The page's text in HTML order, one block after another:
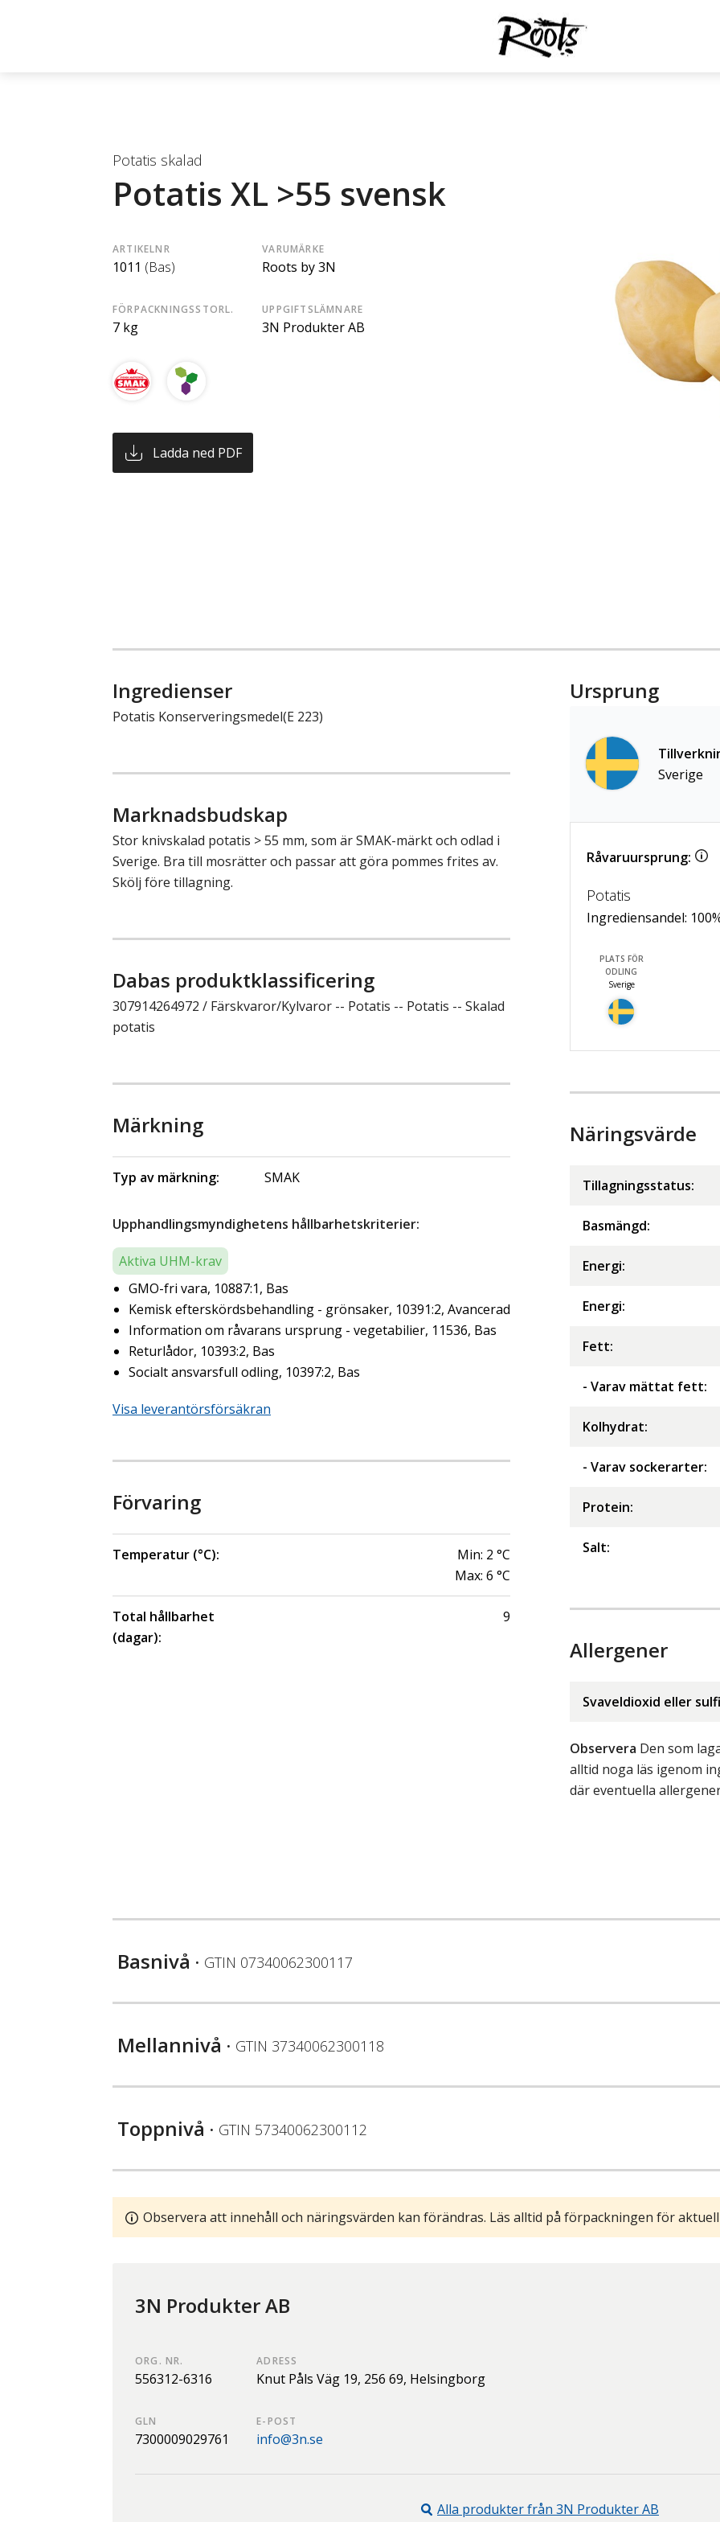
Potatis skalad
Potatis XL >55 svensk
ARTIKELNR
1011 (Bas)
VARUMÄRKE
Roots by 3N
FÖRPACKNINGSSTORL.
7 kg
UPPGIFTSLÄMNARE
3N Produkter AB
Ladda ned PDF
Ingredienser
Potatis Konserveringsmedel(E 223)
Marknadsbudskap
Stor knivskalad potatis > 55 mm, som är SMAK-märkt och odlad i
Sverige. Bra till mosrätter och passar att göra pommes frites av.
Skölj före tillagning.
Dabas produktklassificering
307914264972 / Färskvaror/Kylvaror -- Potatis -- Potatis -- Skalad
potatis
Märkning
Typ av märkning: SMAK
Upphandlingsmyndighetens hållbarhetskriterier:
Aktiva UHM-krav
GMO-fri vara, 10887:1, Bas
Kemisk efterskördsbehandling - grönsaker, 10391:2, Avancerad
Information om råvarans ursprung - vegetabilier, 11536, Bas
Returlådor, 10393:2, Bas
Socialt ansvarsfull odling, 10397:2, Bas
Visa leverantörsförsäkran
Förvaring
Temperatur (°C): Min: 2 °C
Max: 6 °C
Total hållbarhet
(dagar):
9
Ursprung
Sverige
Råvaruursprung:
Potatis
Ingrediensandel: 100
PLATS FÖR
ODLING
Sverige
Näringsvärde
Tillagningsstatus:
Basmängd:
Energi:
Energi:
Fett:
- Varav mättat fett:
Kolhydrat:
- Varav sockerarter:
Protein:
Salt:
Allergener
Svaveldioxid eller
Observera Den som
alltid noga läs igenom
där eventuella
Basnivå • GTIN 07340062300117
Mellannivå • GTIN 37340062300118
Toppnivå • GTIN 57340062300112
Observera att innehåll och näringsvärden kan förändras. Läs alltid på förpackningen för
3N Produkter AB
ORG. NR.
556312-6316
GLN
7300009029761
ADRESS
Knut Påls Väg 19, 256 69, Helsingborg
E-POST
info@3n.se
Alla produkter från 3N Produkter AB